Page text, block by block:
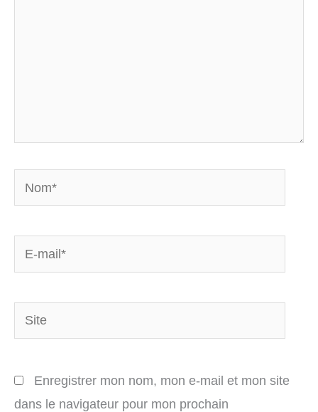
Nom*
E-
mail*
Site
Enregistrer mon nom, mon e-mail et mon site
dans le navigateur pour mon prochain